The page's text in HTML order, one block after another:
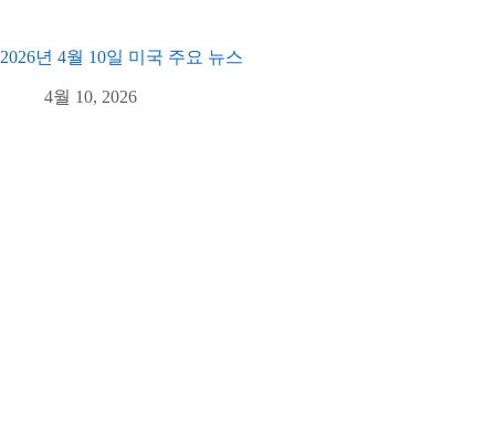
2026년 4월 10일 미국 주요 뉴스
4월 10, 2026